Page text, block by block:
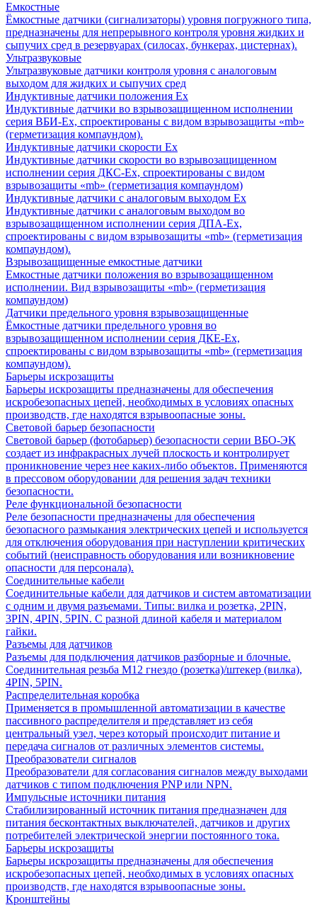
Емкостные
Ёмкостные датчики (сигнализаторы) уровня погружного типа,
предназначены для непрерывного контроля уровня жидких и
сыпучих сред в резервуарах (силосах, бункерах, цистернах).
Ультразвуковые
Ультразвуковые датчики контроля уровня с аналоговым
выходом для жидких и сыпучих сред
Индуктивные датчики положения Ех
Индуктивные датчики во взрывозащищенном исполнении
серия ВБИ-Ех, спроектированы с видом взрывозащиты «mb»
(герметизация компаундом).
Индуктивные датчики скорости Ех
Индуктивные датчики скорости во взрывозащищенном
исполнении серия ДКС-Ех, спроектированы с видом
взрывозащиты «mb» (герметизация компаундом)
Индуктивные датчики с аналоговым выходом Ех
Индуктивные датчики с аналоговым выходом во
взрывозащищенном исполнении серия ДПА-Ех,
спроектированы с видом взрывозащиты «mb» (герметизация
компаундом).
Взрывозащищенные емкостные датчики
Емкостные датчики положения во взрывозащищенном
исполнении. Вид взрывозащиты «mb» (герметизация
компаундом)
Датчики предельного уровня взрывозащищенные
Ёмкостные датчики предельного уровня во
взрывозащищенном исполнении серия ДКЕ-Ех,
спроектированы с видом взрывозащиты «mb» (герметизация
компаундом).
Барьеры искрозащиты
Барьеры искрозащиты предназначены для обеспечения
искробезопасных цепей, необходимых в условиях опасных
производств, где находятся взрывоопасные зоны.
Световой барьер безопасности
Световой барьер (фотобарьер) безопасности серии ВБО-ЭК
создает из инфракрасных лучей плоскость и контролирует
проникновение через нее каких-либо объектов. Применяются
в прессовом оборудовании для решения задач техники
безопасности.
Реле функциональной безопасности
Реле безопасности предназначены для обеспечения
безопасного размыкания электрических цепей и используется
для отключения оборудования при наступлении критических
событий (неисправность оборудования или возникновение
опасности для персонала).
Соединительные кабели
Соединительные кабели для датчиков и систем автоматизации
с одним и двумя разъемами. Типы: вилка и розетка, 2PIN,
3PIN, 4PIN, 5PIN. С разной длиной кабеля и материалом
гайки.
Разъемы для датчиков
Разъемы для подключения датчиков разборные и блочные.
Соединительная резьба М12 гнездо (розетка)/штекер (вилка),
4PIN, 5PIN.
Распределительная коробка
Применяется в промышленной автоматизации в качестве
пассивного распределителя и представляет из себя
центральный узел, через который происходит питание и
передача сигналов от различных элементов системы.
Преобразователи сигналов
Преобразователи для согласования сигналов между выходами
датчиков с типом подключения PNP или NPN.
Импульсные источники питания
Стабилизированный источник питания предназначен для
питания бесконтактных выключателей, датчиков и других
потребителей электрической энергии постоянного тока.
Барьеры искрозащиты
Барьеры искрозащиты предназначены для обеспечения
искробезопасных цепей, необходимых в условиях опасных
производств, где находятся взрывоопасные зоны.
Кронштейны